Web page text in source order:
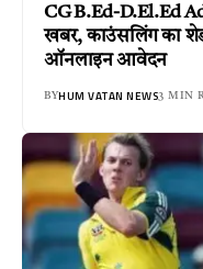
CG B.Ed-D.El.Ed
खबर, काउंसलिंग का
ऑनलाइन आवेदन
BYHUM VATAN NEWS3 MIN